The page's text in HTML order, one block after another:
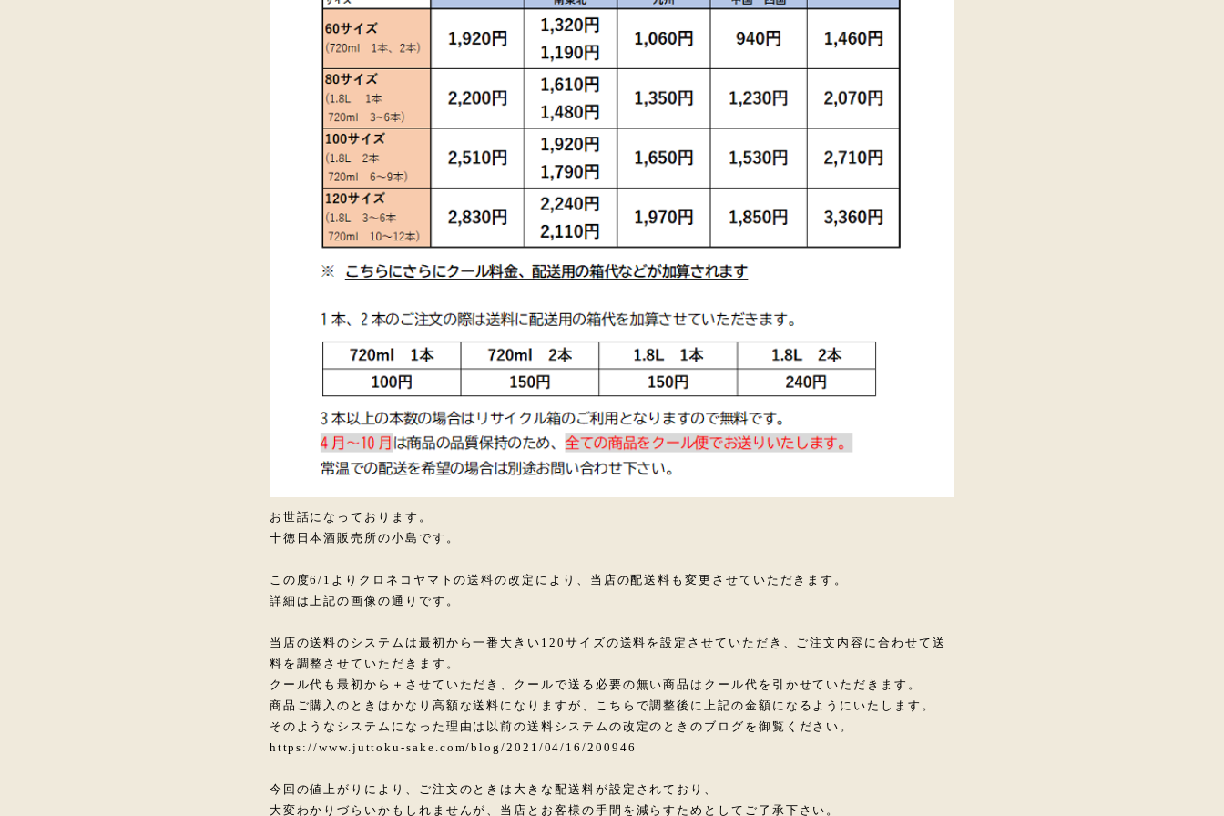
お世話になっております。
十徳日本酒販売所の小島です。
この度6/1よりクロネコヤマトの送料の改定により、当店の配送料も変更させていただきます。
詳細は上記の画像の通りです。
当店の送料のシステムは最初から一番大きい120サイズの送料を設定させていただき、ご注文内容に合わせて送
料を調整させていただきます。
クール代も最初から＋させていただき、クールで送る必要の無い商品はクール代を引かせていただきます。
商品ご購入のときはかなり高額な送料になりますが、こちらで調整後に上記の金額になるようにいたします。
そのようなシステムになった理由は以前の送料システムの改定のときのブログを御覧ください。
https://www.juttoku-sake.com/blog/2021/04/16/200946
今回の値上がりにより、ご注文のときは大きな配送料が設定されており、
大変わかりづらいかもしれませんが、当店とお客様の手間を減らすためとしてご了承下さい。